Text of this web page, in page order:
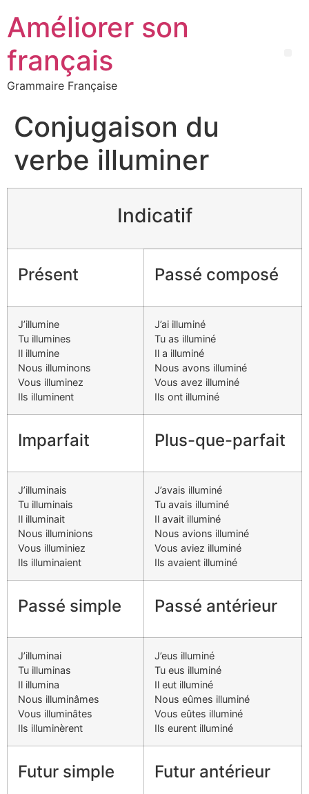
Améliorer son
français
Grammaire Française
Conjugaison du
verbe illuminer
Indicatif
Présent Passé composé
J’illumine
Tu illumines
Il illumine
Nous illuminons
Vous illuminez
Ils illuminent
J’ai illuminé
Tu as illuminé
Il a illuminé
Nous avons illuminé
Vous avez illuminé
Ils ont illuminé
Imparfait Plus-que-parfait
J’illuminais
Tu illuminais
Il illuminait
Nous illuminions
Vous illuminiez
Ils illuminaient
J’avais illuminé
Tu avais illuminé
Il avait illuminé
Nous avions illuminé
Vous aviez illuminé
Ils avaient illuminé
Passé simple Passé antérieur
J’illuminai
Tu illuminas
Il illumina
Nous illuminâmes
Vous illuminâtes
Ils illuminèrent
J’eus illuminé
Tu eus illuminé
Il eut illuminé
Nous eûmes illuminé
Vous eûtes illuminé
Ils eurent illuminé
Futur simple Futur antérieur